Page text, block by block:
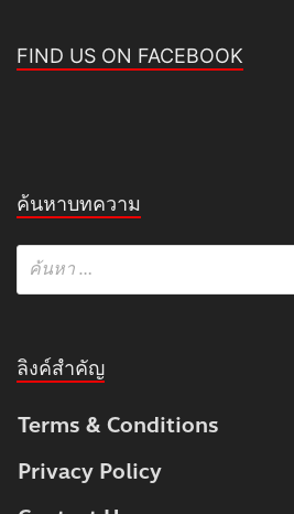
FIND US ON FACEBOOK
ค้นหาบทความ
ลิงค์สำคัญ
Terms & Conditions
Privacy Policy